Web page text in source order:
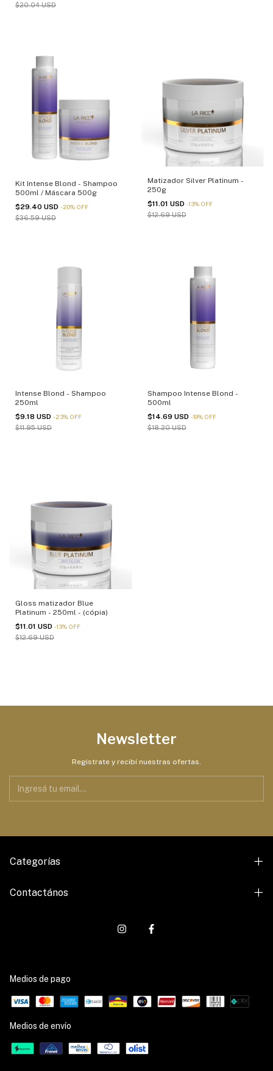
$20.04 USD
Kit Intense Blond - Shampoo
500ml / Máscara 500g
$29.40 USD -20% OFF
$36.59 USD
Matizador Silver Platinum -
250g
$11.01 USD -13% OFF
$12.69 USD
Intense Blond - Shampoo
250ml
$9.18 USD -23% OFF
$11.95 USD
Shampoo Intense Blond -
500ml
$14.69 USD -19% OFF
$18.20 USD
Gloss matizador Blue
Platinum - 250ml - (cópia)
$11.01 USD -13% OFF
$12.69 USD
Newsletter
Registrate y recibí nuestras ofertas.
Categorías
Contactános
Medios de pago
Medios de envío